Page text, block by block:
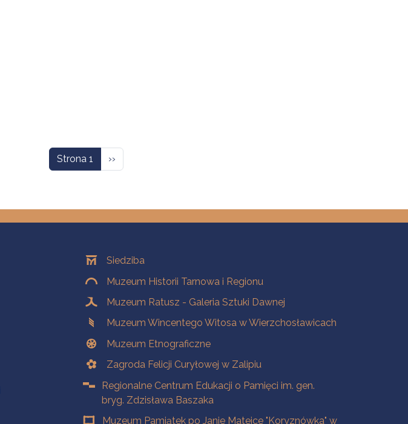
Strona 1 Następna strona
››
OddziałySiedziba
Muzeum Historii Tarnowa i Regionu
Muzeum Ratusz - Galeria Sztuki Dawnej
Muzeum Wincentego Witosa w Wierzchosławicach
Muzeum Etnograficzne
Zagroda Felicji Curyłowej w Zalipiu
Regionalne Centrum Edukacji o Pamięci im. gen.
bryg. Zdzisława Baszaka
Muzeum Pamiątek po Janie Matejce "Koryznówka" w